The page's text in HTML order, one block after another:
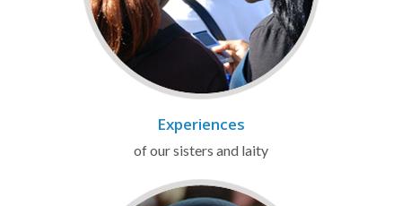
Experiences
of our sisters and laity